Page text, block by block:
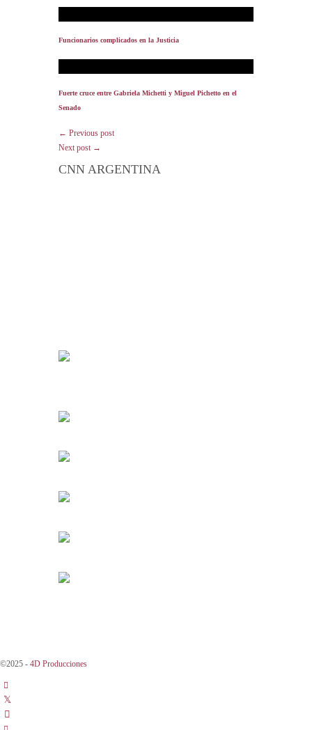
Funcionarios complicados en la Justicia
Fuerte cruce entre Gabriela Michetti y Miguel Pichetto en el
Senado
← Previous post
Next post →
CNN ARGENTINA
©2025 - 4D Producciones